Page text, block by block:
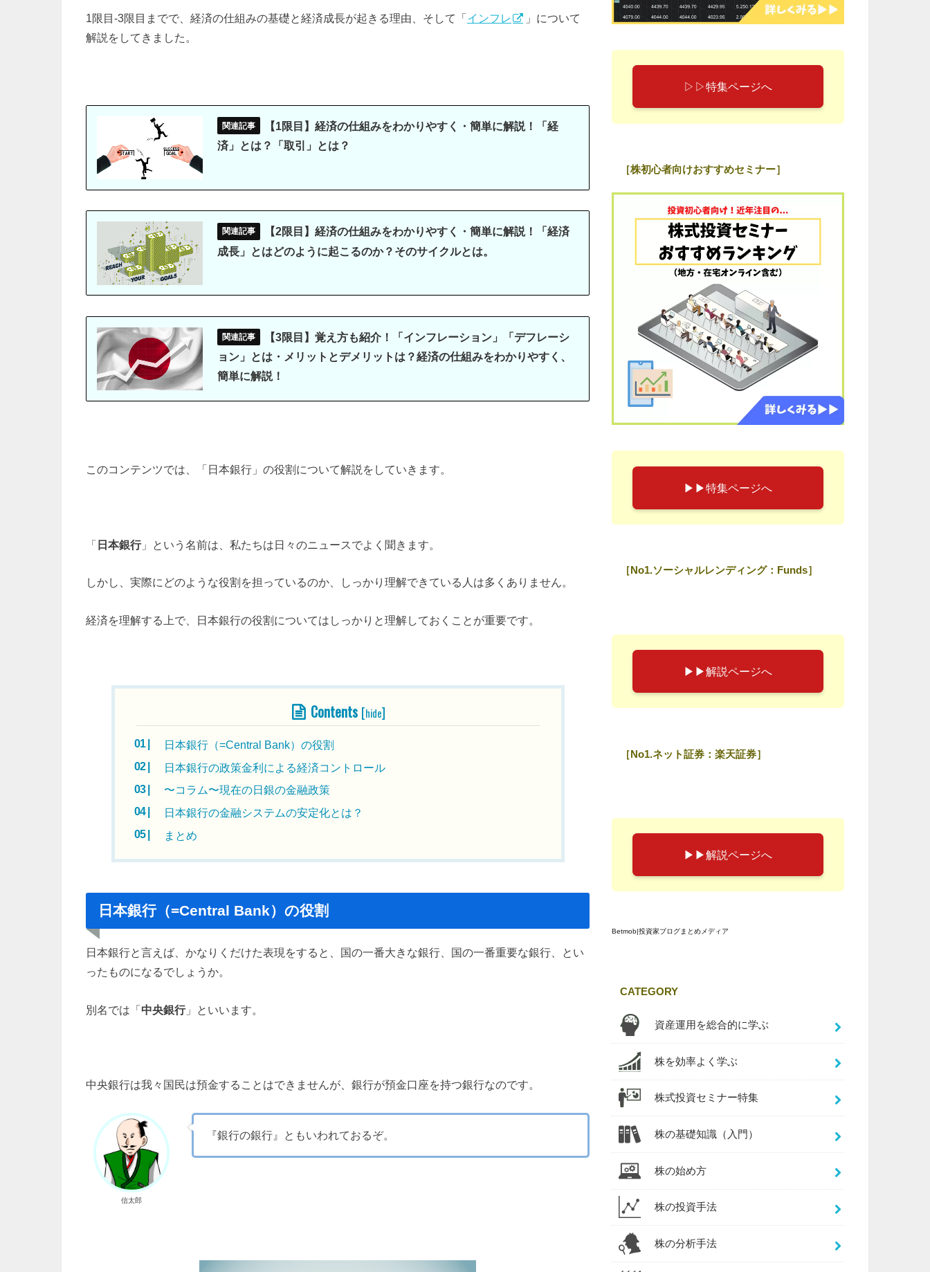
1限目-3限目までで、経済の仕組みの基礎と経済成長が起きる理由、そして「インフレ
」について
解説をしてきました。
【1限目】経済の仕組みをわかりやすく・簡単に解説！「経
済」とは？「取引」とは？
【2限目】経済の仕組みをわかりやすく・簡単に解説！「経済
成長」とはどのように起こるのか？そのサイクルとは。
【3限目】覚え方も紹介！「インフレーション」「デフレーシ
ョン」とは・メリットとデメリットは？経済の仕組みをわかりやすく、
簡単に解説！
このコンテンツでは、「日本銀行」の役割について解説をしていきます。
「 日本銀行」という名前は、私たちは日々のニュースでよく聞きます。
しかし、実際にどのような役割を担っているのか、しっかり理解できている人は多くありません。
経済を理解する上で、日本銀行の役割についてはしっかりと理解しておくことが重要です。
Contents [hide]
日本銀行（=Central Bank）の役割
日本銀行の政策金利による経済コントロール
〜コラム〜現在の日銀の金融政策
日本銀行の金融システムの安定化とは？
まとめ
日本銀行（=Central Bank）の役割
日本銀行と言えば、かなりくだけた表現をすると、国の一番大きな銀行、国の一番重要な銀行、とい
ったものになるでしょうか。
別名では「中央銀行」といいます。
中央銀行は我々国民は預金することはできませんが、銀行が預金口座を持つ銀行なのです。
信太郎
『銀行の銀行』ともいわれておるぞ。
▷▷特集ページへ
［株初心者向けおすすめセミナー］
▶︎▶︎特集ページへ
［No1.ソーシャルレンディング：Funds］
▶︎▶︎解説ページへ
［No1.ネット証券：楽天証券］
▶︎▶︎解説ページへ
Betmob|投資家ブログまとめメディア
CATEGORY
資産運用を総合的に学ぶ
株を効率よく学ぶ
株式投資セミナー特集
株の基礎知識（入門）
株の始め方
株の投資手法
株の分析手法